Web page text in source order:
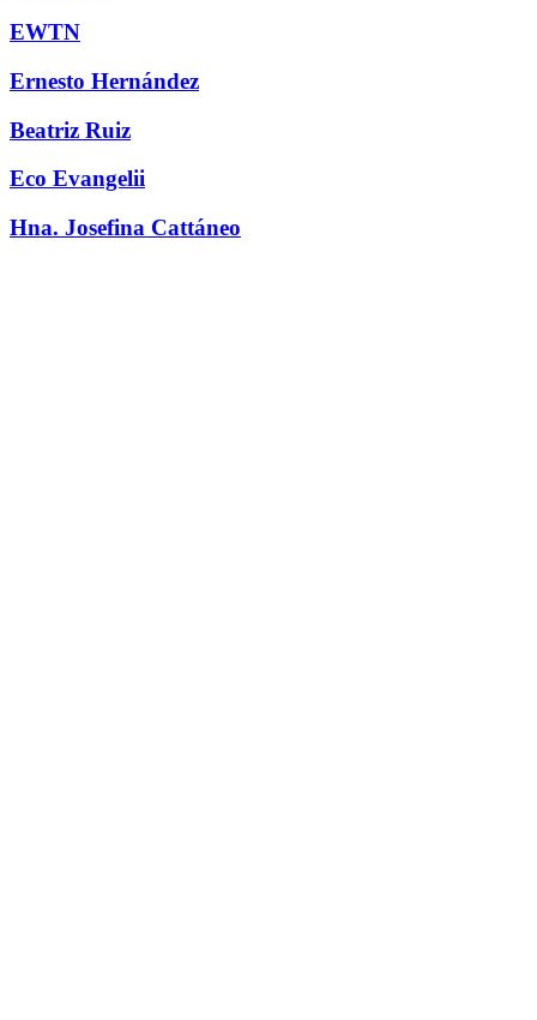
EWTN
Ernesto Hernández
Beatriz Ruiz
Eco Evangelii
Hna. Josefina Cattáneo